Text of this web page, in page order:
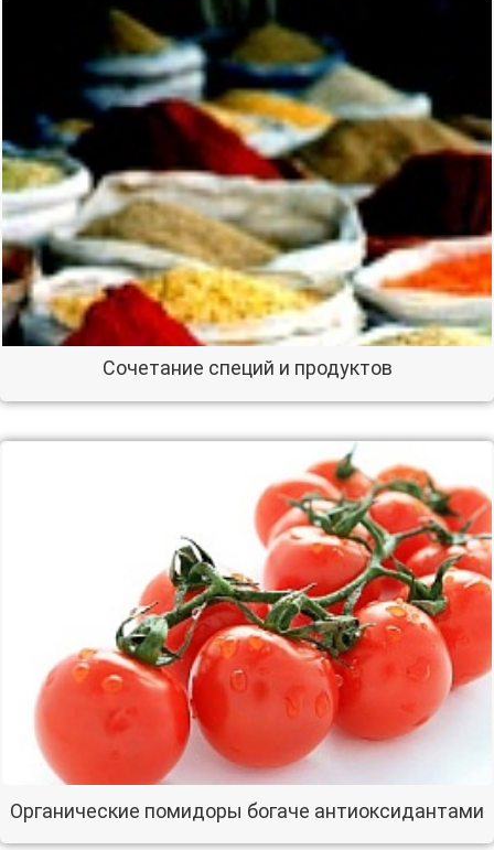
Сочетание специй и продуктов
Органические помидоры богаче антиоксидантами